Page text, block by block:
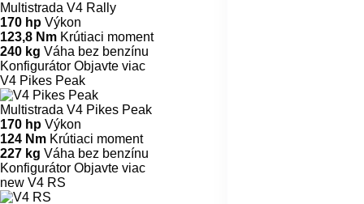
Multistrada V4 Rally
170 hp Výkon
123,8 Nm Krútiaci moment
240 kg Váha bez benzínu
Konfigurátor Objavte viac
V4 Pikes Peak
Multistrada V4 Pikes Peak
170 hp Výkon
124 Nm Krútiaci moment
227 kg Váha bez benzínu
Konfigurátor Objavte viac
new V4 RS